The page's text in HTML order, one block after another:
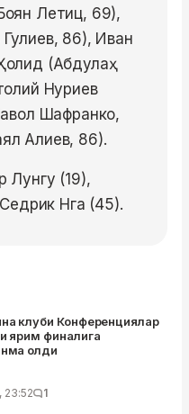
Летиц, 69),
86), Иван
(Абдулаҳ
Нуриев
Шафранко,
Алиев, 86).
Лунгу (19),
Нга (45).
клуби Конференциялар
ярим финалига
олди
23:52 1